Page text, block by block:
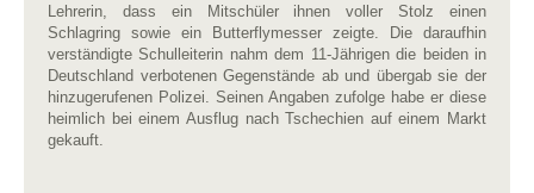
Lehrerin, dass ein Mitschüler ihnen voller Stolz einen
Schlagring sowie ein Butterflymesser zeigte. Die daraufhin
verständigte Schulleiterin nahm dem 11-Jährigen die beiden in
Deutschland verbotenen Gegenstände ab und übergab sie der
hinzugerufenen Polizei. Seinen Angaben zufolge habe er diese
heimlich bei einem Ausflug nach Tschechien auf einem Markt
gekauft.